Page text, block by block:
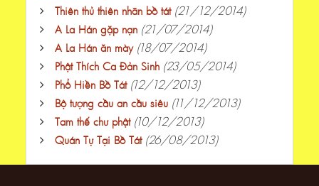
Thiên thủ thiên nhãn bồ tát (21/12/2014)
A La Hán gặp nạn (21/07/2014)
A La Hán ăn mày (18/07/2014)
Phật Thích Ca Đản Sinh (23/05/2014)
Phổ Hiền Bồ Tát (12/12/2013)
Bộ tượng cầu an cầu siêu (11/12/2013)
Tam thế chư phật (10/12/2013)
Quán Tự Tại Bồ Tát (26/08/2013)